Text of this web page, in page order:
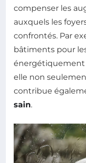
compenser les
auxquels les
confrontés. Par
bâtiments pour
énergétiquement
elle non
contribue
sain.